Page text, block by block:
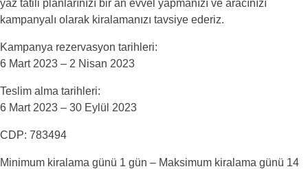
yaz tatili planlarınızı bir an evvel yapmanızı ve aracınızı
kampanyalı olarak kiralamanızı tavsiye ederiz.
Kampanya rezervasyon tarihleri:
6 Mart 2023 – 2 Nisan 2023
Teslim alma tarihleri:
6 Mart 2023 – 30 Eylül 2023
CDP: 783494
Minimum kiralama günü 1 gün – Maksimum kiralama günü 14